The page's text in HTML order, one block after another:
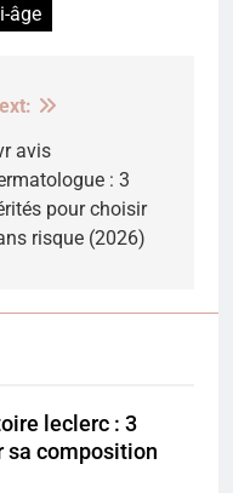
âge
avis
: 3
pour choisir
risque (2026)
leclerc : 3
sa composition